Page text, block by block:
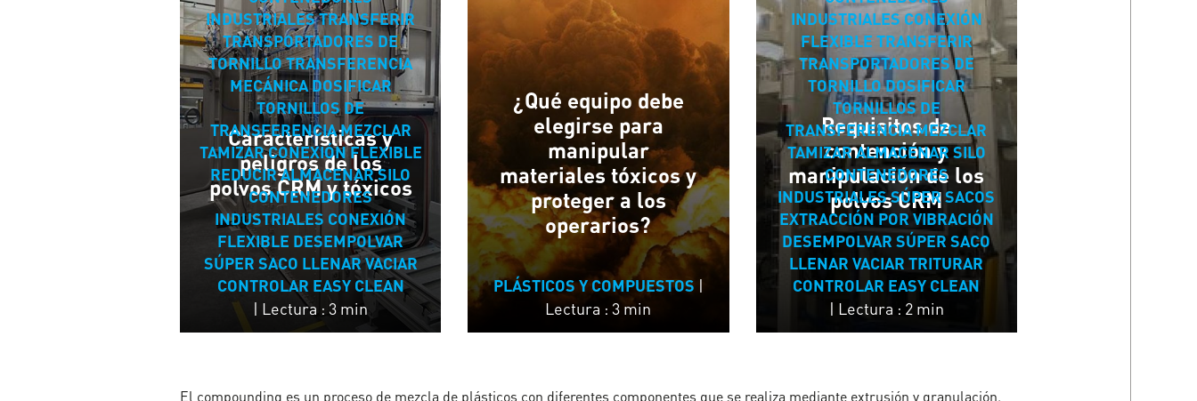
Características y
peligros de los
polvos CRM y tóxicos
INDUSTRIALESTRANSFERIR
TRANSPORTADORES DE
TORNILLOTRANSFERENCIA
MECÁNICADOSIFICAR
TORNILLOS DE
TRANSFERENCIAMEZCLAR
TAMIZARCONEXIÓN FLEXIBLE
REDUCIRALMACENARSILO
CONTENEDORES
INDUSTRIALES CONEXIÓN
FLEXIBLE DESEMPOLVAR
SÚPER SACO LLENARVACIAR
CONTROLAR EASY CLEAN
| Lectura : 3 min
¿Qué equipo debe
elegirse para
manipular
materiales tóxicos y
proteger a los
operarios?
PLÁSTICOS Y COMPUESTOS |
Lectura : 3 min
Requisitos de
contención y
manipulación de los
polvos CRM
INDUSTRIALES CONEXIÓN
FLEXIBLE TRANSFERIR
TRANSPORTADORES DE
TORNILLO DOSIFICAR
TORNILLOS DE
TRANSFERENCIAMEZCLAR
TAMIZARALMACENAR SILO
CONTENEDORES
INDUSTRIALESSÚPER SACOS
EXTRACCIÓN POR VIBRACIÓN
DESEMPOLVAR SÚPER SACO
LLENAR VACIAR TRITURAR
CONTROLAR EASY CLEAN
| Lectura : 2 min
El compounding es un proceso de mezcla de plásticos con diferentes componentes que se realiza mediante extrusión y granulación.